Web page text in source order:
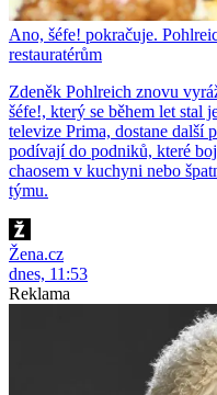
Ano, šéfe! pokračuje.
restauratérům
Zdeněk Pohlreich znovu
šéfe!, který se během let stal
televize Prima, dostane další
podívají do podniků, které
chaosem v kuchyni nebo
týmu.
Žena.cz
dnes, 11:53
Reklama